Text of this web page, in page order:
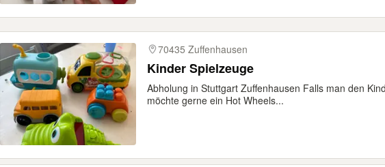
70435 Zuffenhausen
Kinder Spielzeuge
Abholung in Stuttgart Zuffenhausen Falls man den
möchte gerne ein Hot Wheels...